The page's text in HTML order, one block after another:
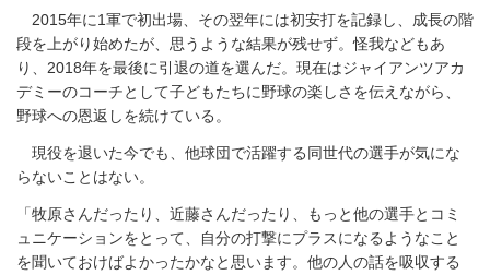
2015年に1軍で初出場、その翌年には初安打を記録し、成長の階
段を上がり始めたが、思うような結果が残せず。怪我などもあ
り、2018年を最後に引退の道を選んだ。現在はジャイアンツアカ
デミーのコーチとして子どもたちに野球の楽しさを伝えながら、
野球への恩返しを続けている。
現役を退いた今でも、他球団で活躍する同世代の選手が気にな
らないことはない。
「牧原さんだったり、近藤さんだったり、もっと他の選手とコミ
ュニケーションをとって、自分の打撃にプラスになるようなこと
を聞いておけばよかったかなと思います。他の人の話を吸収する